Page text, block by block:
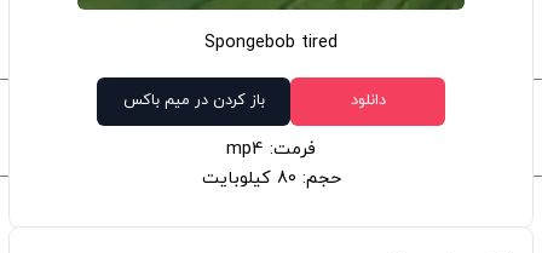
Spongebob tired
دانلود باز کردن در میم باکس
فرمت: mp4
حجم: 80 کیلوبایت